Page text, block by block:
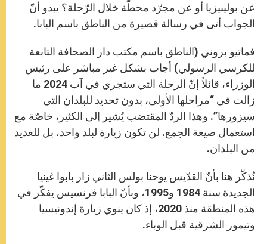
عن بولينيزيا أو عن مجرّد محطّة خلال الرّحلة؟ يبدو أنّ
الجواب أتى في رسالة قصيرة من الناطق باسم البابا.
فماتيو بروني (الناطق باسم مكتب دار الصحافة التابعة
للكرسي الرسولي) أجاب بشكل غير مباشر على رئيس
الوزراء، قائلاً إنّ الرحلة التي ستجري في آب 2024 ما
زالت في “مراحلها الأولى، بدون تحديد للبلدان التي
سيزورها”. وهذا الردّ المقتضب يُشير إلى الكثير، خاصّة مع
استعمال صيغة الجمع. لن تكون زيارة لبلد واحد، بل للعديد
من البلدان.
نُذكّر هنا بأنّ القدّيس يوحنا بولس الثاني زار بابوا غينيا
الجديدة سنة 1984 و1995، وبأنّ البابا فرنسيس يفكّر في
هذه المنطقة منذ 2020، إذ كان ينوي زيارة إندونيسيا
وتيمور الشرقية قبل الوباء.